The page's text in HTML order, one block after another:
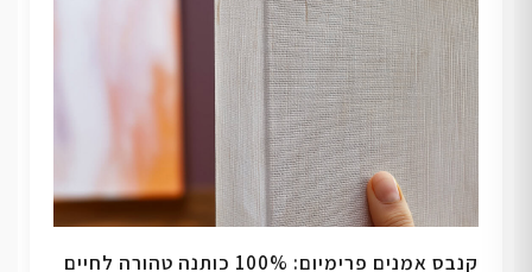
קנבס אמנים פרימיום: 100% כותנה טהורה לחיים